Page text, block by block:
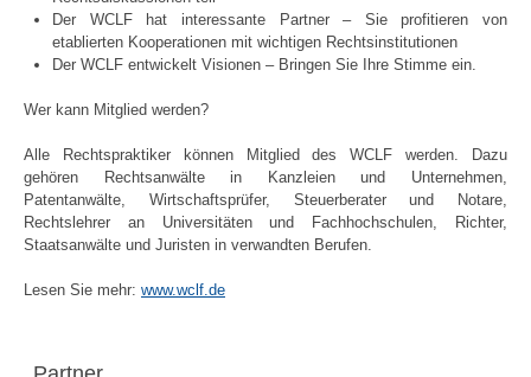
Der WCLF hat interessante Partner – Sie profitieren von
etablierten Kooperationen mit wichtigen Rechtsinstitutionen
Der WCLF entwickelt Visionen – Bringen Sie Ihre Stimme ein.
Wer kann Mitglied werden?
Alle Rechtspraktiker können Mitglied des WCLF werden. Dazu
gehören Rechtsanwälte in Kanzleien und Unternehmen,
Patentanwälte, Wirtschaftsprüfer, Steuerberater und Notare,
Rechtslehrer an Universitäten und Fachhochschulen, Richter,
Staatsanwälte und Juristen in verwandten Berufen.
Lesen Sie mehr: www.wclf.de